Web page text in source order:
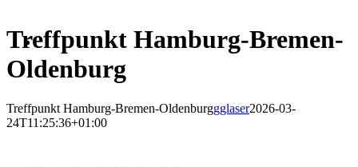
Treffpunkt Hamburg-Bremen-
Oldenburg
Treffpunkt Hamburg-Bremen-Oldenburggglaser2026-03-
24T11:25:36+01:00